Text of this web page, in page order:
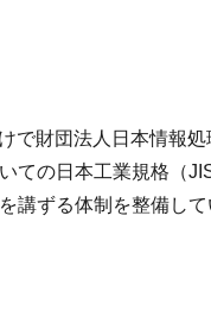
で財団法人日本情報
ての日本工業規格（
講ずる体制を整備し